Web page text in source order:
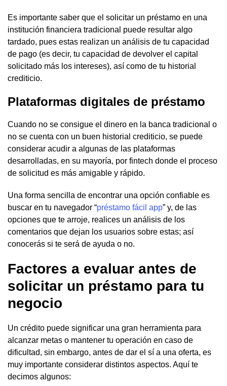
Es importante saber que el solicitar un préstamo en una
institución financiera tradicional puede resultar algo
tardado, pues estas realizan un análisis de tu capacidad
de pago (es decir, tu capacidad de devolver el capital
solicitado más los intereses), así como de tu historial
crediticio.
Plataformas digitales de préstamo
Cuando no se consigue el dinero en la banca tradicional o
no se cuenta con un buen historial crediticio, se puede
considerar acudir a algunas de las plataformas
desarrolladas, en su mayoría, por fintech donde el proceso
de solicitud es más amigable y rápido.
Una forma sencilla de encontrar una opción confiable es
buscar en tu navegador “préstamo fácil app” y, de las
opciones que te arroje, realices un análisis de los
comentarios que dejan los usuarios sobre estas; así
conocerás si te será de ayuda o no.
Factores a evaluar antes de
solicitar un préstamo para tu
negocio
Un crédito puede significar una gran herramienta para
alcanzar metas o mantener tu operación en caso de
dificultad, sin embargo, antes de dar el sí a una oferta, es
muy importante considerar distintos aspectos. Aquí te
decimos algunos: